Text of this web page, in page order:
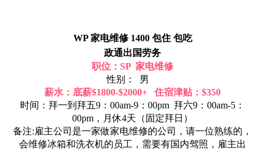
WP 家电维修 1400 包住 包吃
政通出国劳务
职位：SP 家电维修
性别： 男
薪水：底薪$1800-$2000+ 住宿津贴：$350
时间：拜一到拜五9：00am-9：00pm 拜六9：00am-5：
00pm，月休4天（固定拜日）
备注:雇主公司是一家做家电维修的公司，请一位熟练的，
会维修冰箱和洗衣机的员工，需要有国内驾照，雇主出